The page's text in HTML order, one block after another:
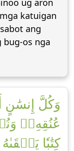
ug aron
katuigan
ang
bug-os nga
وَكُلَّ
عُنُقِهِۦۖ
كِتَٰبٗا يَلۡقَىٰهُ